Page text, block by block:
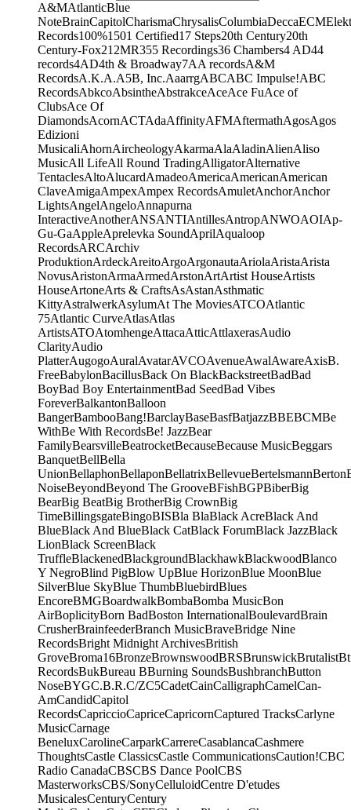
A&MAtlanticBlue
NoteBrainCapitolCharismaChrysalisColumbiaDeccaECM
Records100%1501 Certified17 Steps20th Century20th
Century-Fox21 2MR355 Recordings36 Chambers4 AD44
records4AD4th & Broadway7AA recordsA&M
RecordsA.K.A.A5B, Inc.AaarrgABCABC Impulse!ABC
RecordsAbkcoAbsintheAbstrakceAceAce FuAce of
ClubsAce Of
DiamondsAcornACTAdaAffinityAFMAftermathAgosAgos
Edizioni
MusicaliAhornAircheologyAkarmaAlaAladinAlienAliso
MusicAll LifeAll Round TradingAlligatorAlternative
TentaclesAltoAlucardAmadeoAmericaAmericanAmerican
ClaveAmigaAmpexAmpex RecordsAmuletAnchorAnchor
LightsAngelAngeloAnnapurna
InteractiveAnotherANSANTIAntillesAntropANWOAOIAp-
Gu-GaAppleAprelevka SoundAprilAqualoop
RecordsARCArchiv
ProduktionArdeckAreitoArgoArgonautaAriolaAristaArista
NovusAristonArmaArmedArstonArtArtist HouseArtists
HouseArtoneArts & CraftsAsAstanAsthmatic
KittyAstralwerkAsylumAt The MoviesATCOAtlantic
75Atlantic CurveAtlasAtlas
ArtistsATOAtomhengeAttacaAtticAttlaxerasAudio
ClarityAudio
PlatterAugogoAuralAvatarAVCOAvenueAwalAwareAxisB.
FreeBabylonBacillusBack On BlackBackstreetBadBad
BoyBad Boy EntertainmentBad SeedBad Vibes
ForeverBalkantonBalloon
BangerBambooBang!BarclayBaseBasfBatjazzBBEBCMBe
WithBe With RecordsBe! JazzBear
FamilyBearsvilleBeatrocketBecauseBecause MusicBeggars
BanquetBellBella
UnionBellaphonBellaponBellatrixBellevueBertelsmannBerton
NoiseBeyondBeyond The GrooveBFishBGPBiberBig
BearBig BeatBig BrotherBig CrownBig
TimeBillingsgateBingoBISBla BlaBlack AcreBlack And
BlueBlack And BlueBlack CatBlack ForumBlack JazzBlack
LionBlack ScreenBlack
TruffleBlackenedBlackgroundBlackhawkBlackwoodBlanco
Y NegroBlind PigBlow UpBlue HorizonBlue MoonBlue
SilverBlue SkyBlue ThumbBluebirdBlues
EncoreBMGBoardwalkBombaBomba MusicBon
AirBoplicityBorn BadBoston InternationalBoulevardBrain
CrusherBrainfeederBranch MusicBraveBridge Nine
RecordsBright Midnight ArchivesBritish
GroveBroma16BronzeBrownswoodBRSBrunswickBrutalist
RecordsBukBureau BBurning SoundsBushbranchButton
NoseBYGC.B.R.C/ZC5CadetCainCalligraphCamelCan-
AmCandidCapitol
RecordsCapriccioCapriceCapricornCaptured TracksCarlyne
MusicCarnage
BeneluxCarolineCarparkCarrereCasablancaCashmere
ThoughtsCastle ClassicsCastle CommunicationsCaution!CBC
Radio CanadaCBSCBS Dance PoolCBS
MasterworksCBS/SonyCelluloidCentre D'etudes
MusicalesCenturyCentury